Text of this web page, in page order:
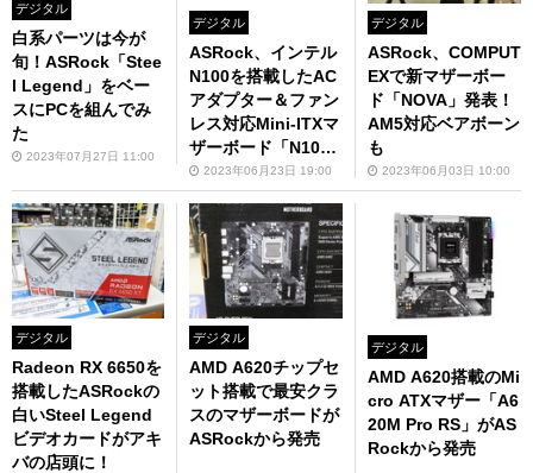
デジタル
白系パーツは今が
旬！ASRock「Stee
l Legend」をベー
スにPCを組んでみ
た
2023年07月27日 11:00
デジタル
ASRock、インテル
N100を搭載したAC
アダプター＆ファン
レス対応Mini-ITXマ
ザーボード「N100D
C-ITX」
2023年06月23日 19:00
デジタル
ASRock、COMPUT
EXで新マザーボー
ド「NOVA」発表！
AM5対応ベアボーン
も
2023年06月03日 10:00
デジタル
Radeon RX 6650を
搭載したASRockの
白いSteel Legend
ビデオカードがアキ
バの店頭に！
デジタル
AMD A620チップセ
ット搭載で最安クラ
スのマザーボードが
ASRockから発売
デジタル
AMD A620搭載のMi
cro ATXマザー「A6
20M Pro RS」がAS
Rockから発売